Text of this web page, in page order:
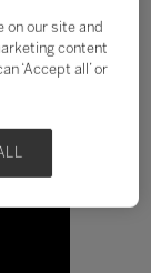
on our site and
content
‘Accept all’ or